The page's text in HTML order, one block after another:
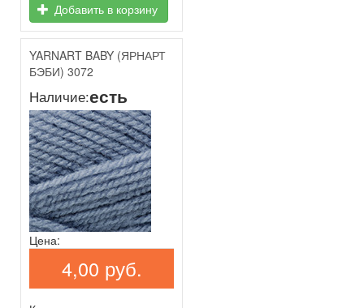
Добавить в корзину
YARNART BABY (ЯРНАРТ
БЭБИ) 3072
Наличие:есть
Цена:
4,00 руб.